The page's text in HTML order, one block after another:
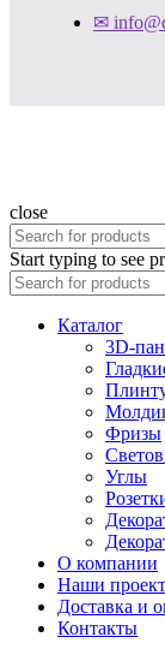
✉
close
Start typing to see
Каталог
3D-
Фризы
Углы
О компании
Наши
Доставка и
Контакты